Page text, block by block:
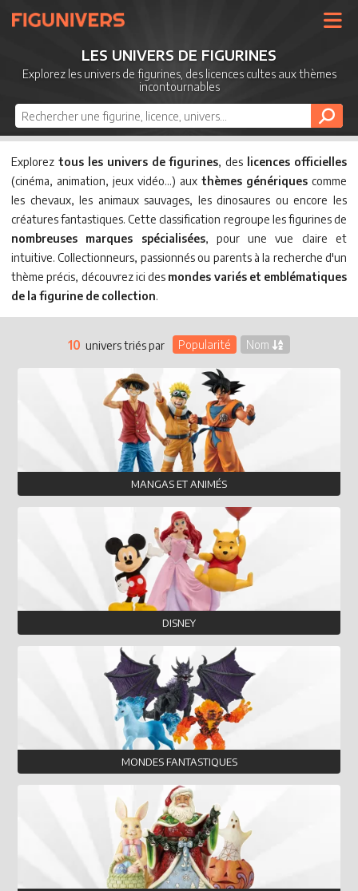
UNIVERS
LICENCES
MARQUES
NOUVEAUTÉS
DERNIERS AJOUTS
LES UNIVERS DE FIGURINES
Explorez les univers de figurines, des licences cultes aux thèmes
incontournables
Explorez tous les univers de figurines, des licences officielles
(cinéma, animation, jeux vidéo…) aux thèmes génériques comme
les chevaux, les animaux sauvages, les dinosaures ou encore les
créatures fantastiques. Cette classification regroupe les figurines de
nombreuses marques spécialisées, pour une vue claire et
intuitive. Collectionneurs, passionnés ou parents à la recherche d'un
thème précis, découvrez ici des mondes variés et emblématiques
de la figurine de collection.
10 univers triés par Popularité Nom
MANGAS ET ANIMÉS
DISNEY
MONDES FANTASTIQUES